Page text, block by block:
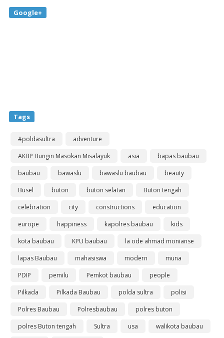
Google+
Tags
#poldasultra
adventure
AKBP Bungin Masokan Misalayuk
asia
bapas baubau
baubau
bawaslu bawaslu baubau
beauty
Busel
buton buton selatan
Buton tengah
celebration
city constructions
education
europe
happiness kapolres baubau
kids
kota baubau
KPU baubau
la ode ahmad monianse
lapas Baubau
mahasiswa modern
muna
PDIP
pemilu Pemkot baubau
people
Pilkada
Pilkada Baubau polda sultra
polisi
Polres Baubau
Polresbaubau
polres buton
polres Buton tengah
Sultra usa
walikota baubau